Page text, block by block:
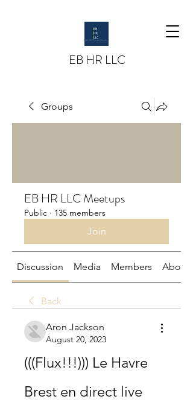
EB HR LLC
Groups
EB HR LLC Meetups
Public · 135 members
Join
Discussion Media Members About
Back
Aron Jackson
August 20, 2023
(((Flux!!!))) Le Havre
Brest en direct live